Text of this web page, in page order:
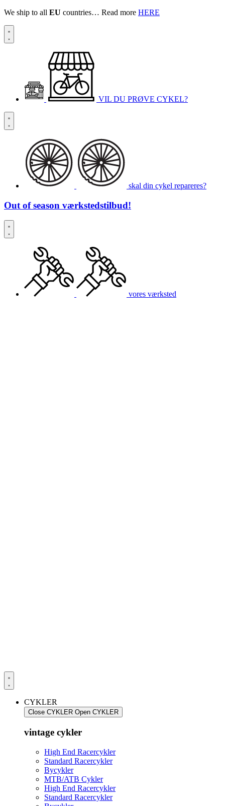
We ship to all EU countries… Read more HERE
VIL DU PRØVE CYKEL?
skal din cykel repareres?
Out of season værkstedstilbud!
vores værksted
CYKLER
Close CYKLER Open CYKLER
vintage cykler
High End Racercykler
Standard Racercykler
Bycykler
MTB/ATB Cykler
High End Racercykler
Standard Racercykler